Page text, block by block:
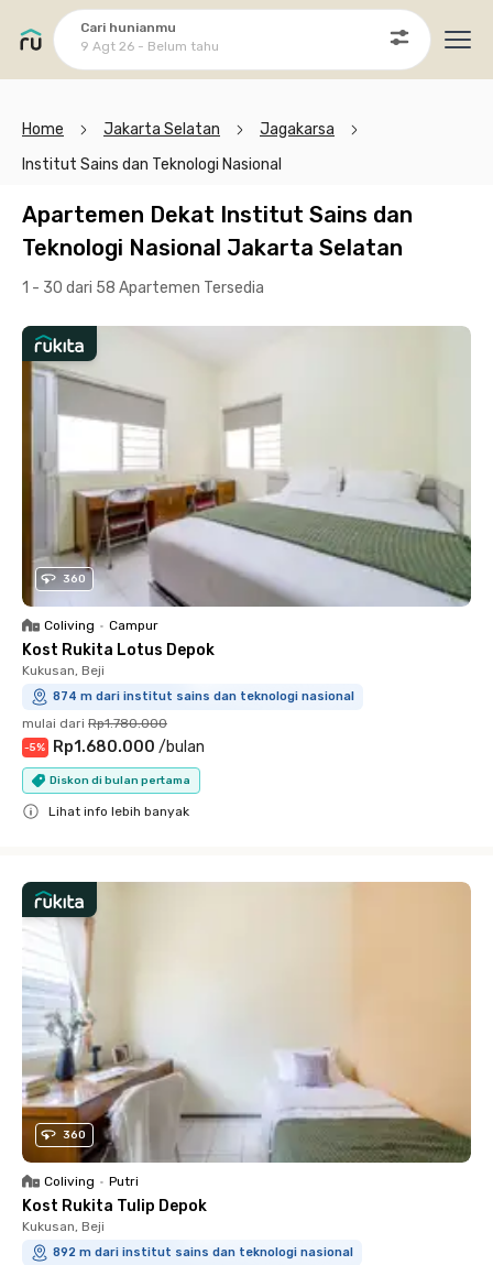
Cari hunianmu
9 Agt 26 - Belum tahu
Home Jakarta Selatan
Jagakarsa
Institut Sains dan Teknologi Nasional
Apartemen Dekat Institut Sains dan
Teknologi Nasional Jakarta Selatan
1 - 30 dari 58 Apartemen Tersedia
360
Coliving • Campur
Kost Rukita Lotus Depok
Kukusan, Beji
874 m dari institut sains dan teknologi nasional
mulai dari Rp1.780.000
-5% Rp1.680.000 /bulan
Diskon di bulan pertama
Lihat info lebih banyak
360
Coliving • Putri
Kost Rukita Tulip Depok
Kukusan, Beji
892 m dari institut sains dan teknologi nasional